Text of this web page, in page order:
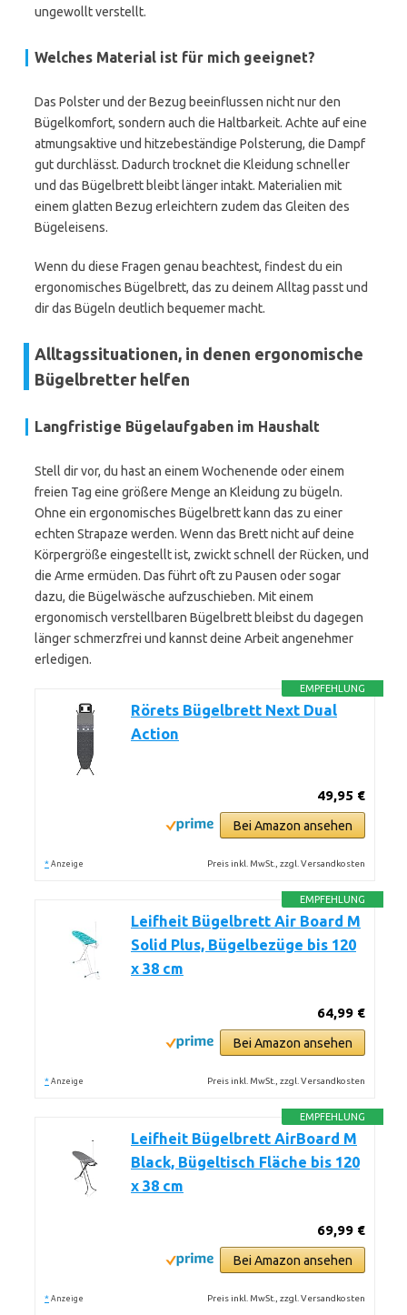
ungewollt verstellt.
Welches Material ist für mich geeignet?
Das Polster und der Bezug beeinflussen nicht nur den
Bügelkomfort, sondern auch die Haltbarkeit. Achte auf eine
atmungsaktive und hitzebeständige Polsterung, die Dampf
gut durchlässt. Dadurch trocknet die Kleidung schneller
und das Bügelbrett bleibt länger intakt. Materialien mit
einem glatten Bezug erleichtern zudem das Gleiten des
Bügeleisens.
Wenn du diese Fragen genau beachtest, findest du ein
ergonomisches Bügelbrett, das zu deinem Alltag passt und
dir das Bügeln deutlich bequemer macht.
Alltagssituationen, in denen ergonomische
Bügelbretter helfen
Langfristige Bügelaufgaben im Haushalt
Stell dir vor, du hast an einem Wochenende oder einem
freien Tag eine größere Menge an Kleidung zu bügeln.
Ohne ein ergonomisches Bügelbrett kann das zu einer
echten Strapaze werden. Wenn das Brett nicht auf deine
Körpergröße eingestellt ist, zwickt schnell der Rücken, und
die Arme ermüden. Das führt oft zu Pausen oder sogar
dazu, die Bügelwäsche aufzuschieben. Mit einem
ergonomisch verstellbaren Bügelbrett bleibst du dagegen
länger schmerzfrei und kannst deine Arbeit angenehmer
erledigen.
EMPFEHLUNG
Rörets Bügelbrett Next Dual
Action
49,95 €
Bei Amazon ansehen
* Anzeige Preis inkl. MwSt., zzgl. Versandkosten
EMPFEHLUNG
Leifheit Bügelbrett Air Board M
Solid Plus, Bügelbezüge bis 120
x 38 cm
64,99 €
Bei Amazon ansehen
* Anzeige Preis inkl. MwSt., zzgl. Versandkosten
EMPFEHLUNG
Leifheit Bügelbrett AirBoard M
Black, Bügeltisch Fläche bis 120
x 38 cm
69,99 €
Bei Amazon ansehen
* Anzeige Preis inkl. MwSt., zzgl. Versandkosten